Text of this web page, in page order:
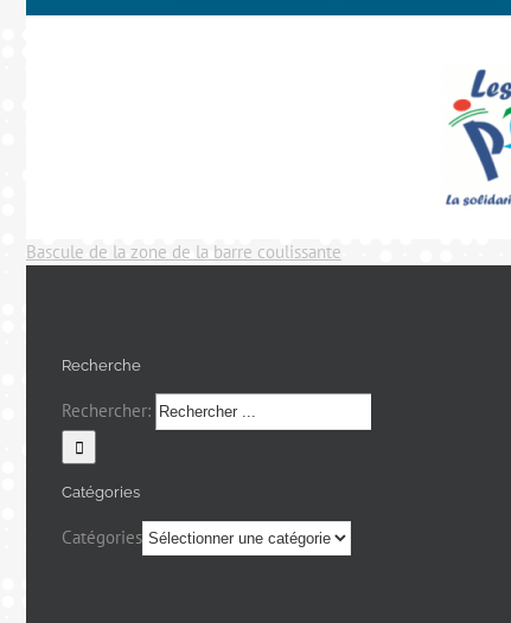
Bascule de la zone de la barre coulissante
Recherche
Rechercher:
Catégories
Catégories